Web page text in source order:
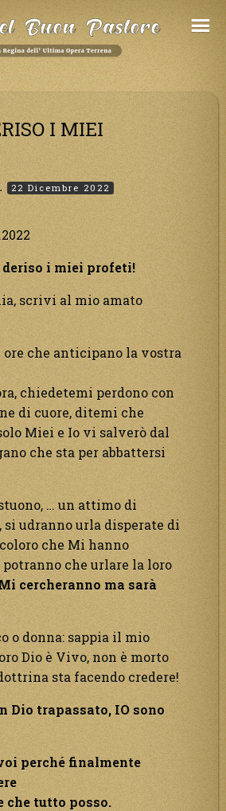
I MIEI
22 Dicembre 2022
deriso i miei profeti!
scrivi al mio amato
ore che anticipano la vostra
chiedetemi perdono con
di cuore, ditemi che
Miei e Io vi salverò dal
che sta per abbattersi
… un attimo di
si udranno urla disperate di
che Mi hanno
che urlare la loro
cercheranno ma sarà
o donna: sappia il mio
Dio è Vivo, non è morto
sta facendo credere!
Dio trapassato, IO sono
perché finalmente
che tutto posso.